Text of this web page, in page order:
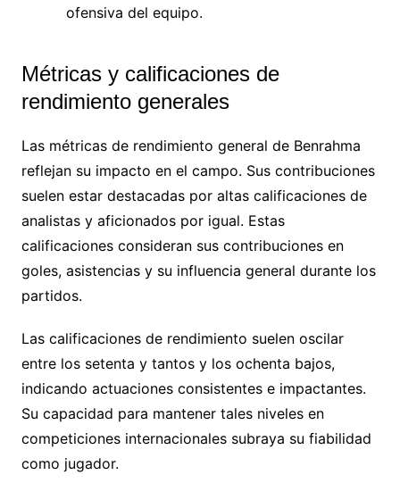
ofensiva del equipo.
Métricas y calificaciones de
rendimiento generales
Las métricas de rendimiento general de Benrahma
reflejan su impacto en el campo. Sus contribuciones
suelen estar destacadas por altas calificaciones de
analistas y aficionados por igual. Estas
calificaciones consideran sus contribuciones en
goles, asistencias y su influencia general durante los
partidos.
Las calificaciones de rendimiento suelen oscilar
entre los setenta y tantos y los ochenta bajos,
indicando actuaciones consistentes e impactantes.
Su capacidad para mantener tales niveles en
competiciones internacionales subraya su fiabilidad
como jugador.